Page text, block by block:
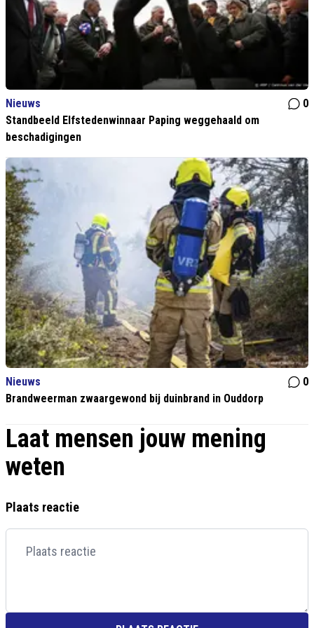
Nieuws
0
Standbeeld Elfstedenwinnaar Paping weggehaald om
beschadigingen
Nieuws
0
Brandweerman zwaargewond bij duinbrand in Ouddorp
Laat mensen jouw mening
weten
Plaats reactie